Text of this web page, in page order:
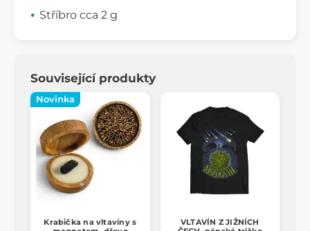
Stříbro cca 2 g
Související produkty
Novinka
Krabička na vltavíny s
VLTAVÍN Z JIŽNÍCH